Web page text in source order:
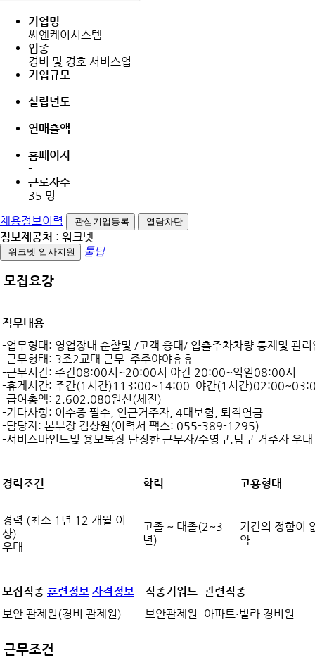
기업명
씨엔케이시스템
업종
경비 및 경호 서비스업
기업규모
설립년도
연매출액
홈페이지
-
근로자수
35 명
채용정보이력
관심기업등록 열람차단
정보제공처 : 워크넷
워크넷 입사지원 툴팁
모집요강
직무내용
-업무형태: 영업장내 순찰및 /고객 응대/ 입출주차차량 통제및 관리
-근무형태: 3조2교대 근무 주주야야휴휴
-근무시간: 주간08:00시~20:00시 야간 20:00~익일08:00시
-휴게시간: 주간(1시간)113:00~14:00 야간(1시간
-급여총액: 2.602.080원선(세전)
-기타사항: 이수증 필수, 인근거주자, 4대보험, 퇴직연금
-담당자: 본부장 김상원(이력서 팩스: 055-389-1295)
-서비스마인드및 용모복장 단정한 근무자/수영구.남구 거주자 우대
경력조건 학력 고용형태
경력 (최소 1년 12 개월 이
상)
우대
고졸 ~ 대졸(2~3
년)
기간의 정함이
약
모집직종 훈련정보 자격정보 직종키워드 관련직종
보안 관제원(경비 관제원)
보안관제원 아파트·빌라 경비원
근무조건